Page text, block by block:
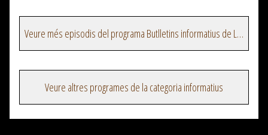
Veure més episodis del programa Butlletins informatius de La Xarxa
Veure altres programes de la categoria informatius